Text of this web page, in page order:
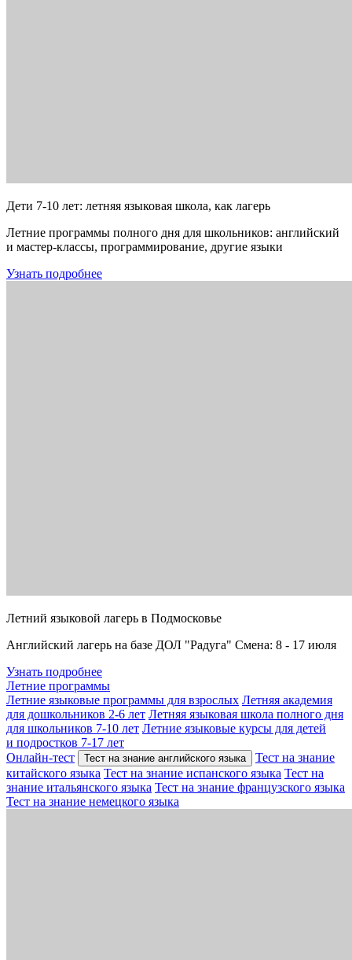
Дети 7-10 лет: летняя языковая школа, как лагерь
Летние программы полного дня для школьников: английский
и мастер-классы, программирование, другие языки
Узнать подробнее
Летний языковой лагерь в Подмосковье
Английский лагерь на базе ДОЛ "Радуга" Смена: 8 - 17 июля
Узнать подробнее
Летние программы
Летние языковые программы для взрослых Летняя академия
для дошкольников 2-6 лет Летняя языковая школа полного дня
для школьников 7-10 лет Летние языковые курсы для детей
и подростков 7-17 лет
Онлайн-тест
Тест на знание английского языка
Тест на знание
китайского языка Тест на знание испанского языка Тест на
знание итальянского языка Тест на знание французского языка
Тест на знание немецкого языка